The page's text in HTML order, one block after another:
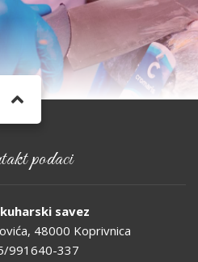
podaci
savez
48000 Koprivnica
991640-337